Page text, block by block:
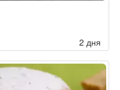
2 дня